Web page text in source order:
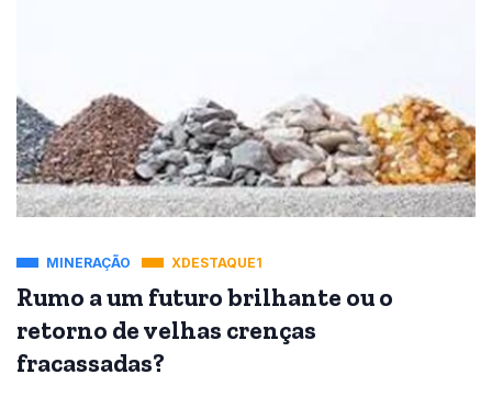
MINERAÇÃO XDESTAQUE1
Rumo a um futuro brilhante ou o
retorno de velhas crenças
fracassadas?